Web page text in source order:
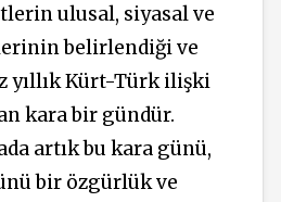
ulusal, siyasal ve
belirlendiği ve
yıllık Kürt-Türk ilişki
kara bir gündür.
artık bu kara günü,
bir özgürlük ve